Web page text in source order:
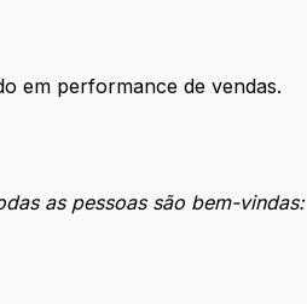
em performance de vendas.
as pessoas são bem-vindas: